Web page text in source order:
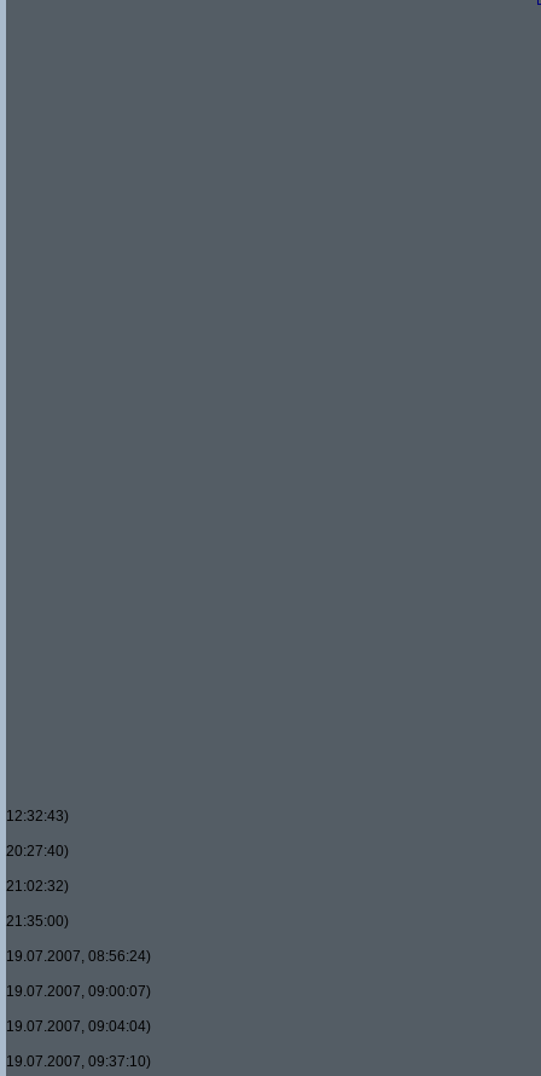
12:32:43)
20:27:40)
21:02:32)
21:35:00)
19.07.2007, 08:56:24)
19.07.2007, 09:00:07)
19.07.2007, 09:04:04)
19.07.2007, 09:37:10)